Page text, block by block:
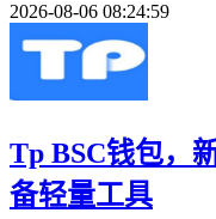
2026-08-06 08:24:59
Tp BSC钱包，
备轻量工具